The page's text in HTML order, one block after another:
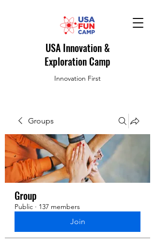
USA Innovation &
Exploration Camp
Innovation First
Groups
Group
Public · 137 members
Join